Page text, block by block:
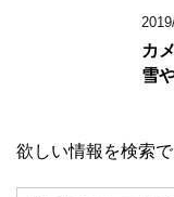
カ
雪
欲しい情報を検索